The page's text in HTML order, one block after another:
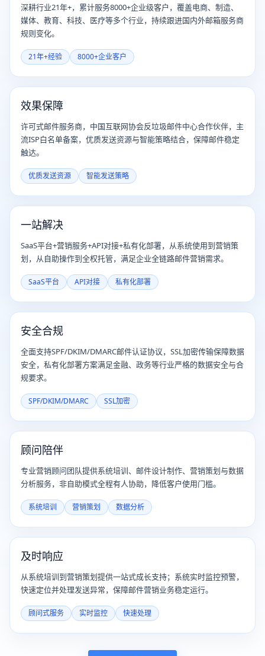
深耕行业21年+，累计服务8000+企业级客户，覆盖电商、制造、
媒体、教育、科技、医疗等多个行业，持续跟进国内外邮箱服务商
规则变化。
21年+经验 8000+企业客户
效果保障
许可式邮件服务商，中国互联网协会反垃圾邮件中心合作伙伴，主
流ISP白名单备案，优质发送资源与智能策略结合，保障邮件稳定
触达。
优质发送资源 智能发送策略
一站解决
SaaS平台+营销服务+API对接+私有化部署，从系统使用到营销策
划，从自助操作到全权托管，满足企业全链路邮件营销需求。
SaaS平台 API对接 私有化部署
安全合规
全面支持SPF/DKIM/DMARC邮件认证协议，SSL加密传输保障数据
安全，私有化部署方案满足金融、政务等行业严格的数据安全与合
规要求。
SPF/DKIM/DMARC SSL加密
顾问陪伴
专业营销顾问团队提供系统培训、邮件设计制作、营销策划与数据
分析服务，非自助模式全程有人协助，降低客户使用门槛。
系统培训 营销策划 数据分析
及时响应
从系统培训到营销策划提供一站式成长支持；系统实时监控预警，
快速定位并处理发送异常，保障邮件营销业务稳定运行。
顾问式服务 实时监控 快速处理